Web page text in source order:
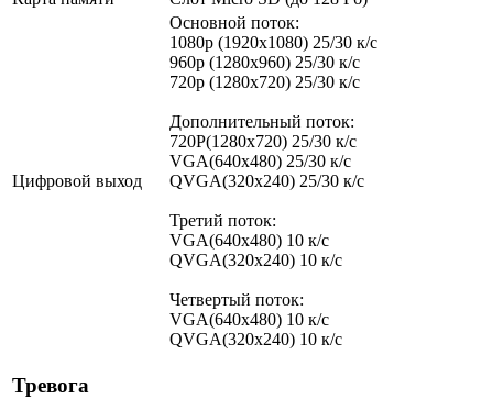
Цифровой выход
Основной поток:
1080p (1920x1080) 25/30 к/с
960p (1280х960) 25/30 к/с
720p (1280х720) 25/30 к/с
Дополнительный поток:
720P(1280x720) 25/30 к/с
VGA(640x480) 25/30 к/с
QVGA(320x240) 25/30 к/с
Третий поток:
VGA(640x480) 10 к/c
QVGA(320x240) 10 к/c
Четвертый поток:
VGA(640x480) 10 к/c
QVGA(320x240) 10 к/c
Тревога